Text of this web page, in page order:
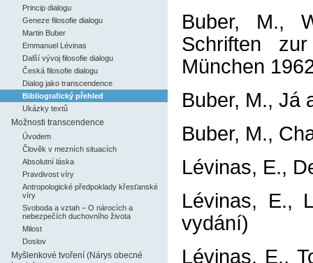
Princip dialogu
Geneze filosofie dialogu
Martin Buber
Emmanuel Lévinas
Další vývoj filosofie dialogu
Česká filosofie dialogu
Dialog jako transcendence
Bibliografický přehled
Ukázky textů
Možnosti transcendence
Úvodem
Člověk v mezních situacích
Absolutní láska
Pravdivost víry
Antropologické předpoklady křesťanské
víry
Svoboda a vztah – O nárocích a
nebezpečích duchovního života
Milost
Doslov
Myšlenkové tvoření (Nárys obecné
Buber, M.,
Schriften
München
Buber, M., Já
Buber, M.,
Lévinas, E.,
Lévinas, E.,
vydání)
Lévinas, E.,